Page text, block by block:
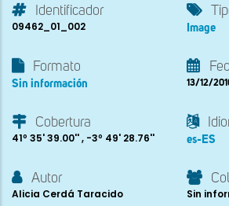
Identificador
09462_01_002 Image
Formato
Sin información 13/12/
Cobertura
41º 35' 39.00'' , -3º 49' 28.76'' es-ES
Autor
Alicia Cerdá Taracido Sin